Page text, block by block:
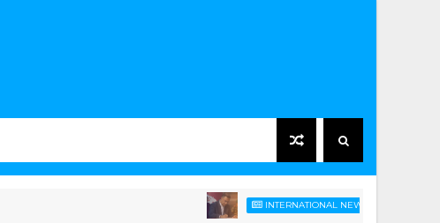
INTERNATIONAL NEWS အိန္ဒိယကနေ ဟာဆီနာက မိ